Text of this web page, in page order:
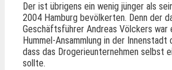
Der ist übrigens ein wenig jünger als
2004 Hamburg bevölkerten. Denn der
Geschäftsführer Andreas Völckers war
Hummel-Ansammlung in der Innenstadt
dass das Drogerieunternehmen selbst
sollte.